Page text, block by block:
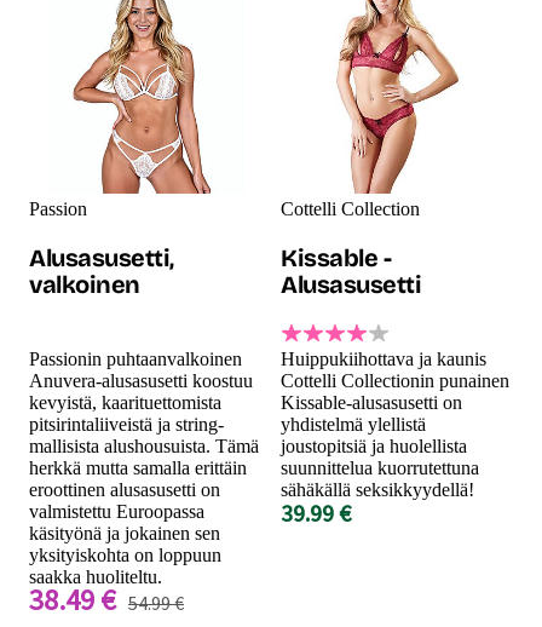
Passion
Alusasusetti,
valkoinen
Passionin puhtaanvalkoinen
Anuvera-alusasusetti koostuu
kevyistä, kaarituettomista
pitsirintaliiveistä ja string-
mallisista alushousuista. Tämä
herkkä mutta samalla erittäin
eroottinen alusasusetti on
valmistettu Euroopassa
käsityönä ja jokainen sen
yksityiskohta on loppuun
saakka huoliteltu.
38.49 € 54.99 €
Cottelli Collection
Kissable -
Alusasusetti
Huippukiihottava ja kaunis
Cottelli Collectionin punainen
Kissable-alusasusetti on
yhdistelmä ylellistä
joustopitsiä ja huolellista
suunnittelua kuorrutettuna
sähäkällä seksikkyydellä!
39.99 €